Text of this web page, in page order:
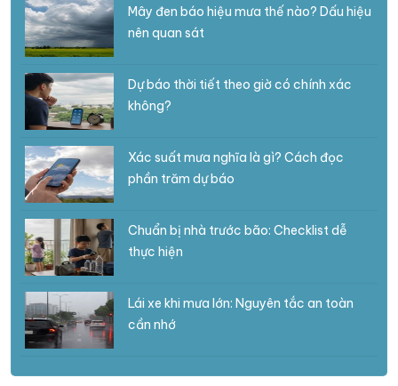
Mây đen báo hiệu mưa thế nào? Dấu hiệu
nên quan sát
Dự báo thời tiết theo giờ có chính xác
không?
Xác suất mưa nghĩa là gì? Cách đọc
phần trăm dự báo
Chuẩn bị nhà trước bão: Checklist dễ
thực hiện
Lái xe khi mưa lớn: Nguyên tắc an toàn
cần nhớ